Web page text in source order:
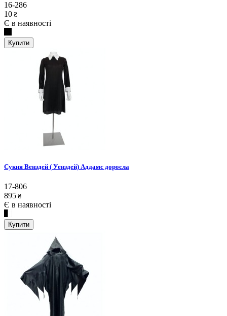
16-286
10 ₴
Є в наявності
Купити
Сукня Венздей ( Уенздей) Аддамс доросла
17-806
895 ₴
Є в наявності
Купити